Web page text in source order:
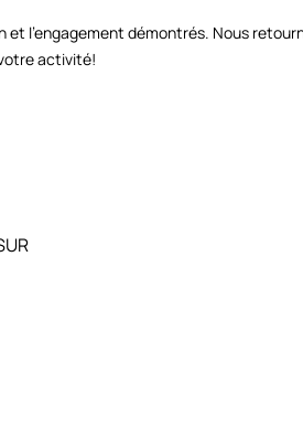
l’engagement démontrés. Nous
activité!